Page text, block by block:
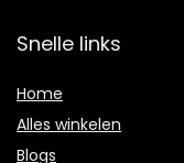
Snelle links
Home
Alles winkelen
Blogs